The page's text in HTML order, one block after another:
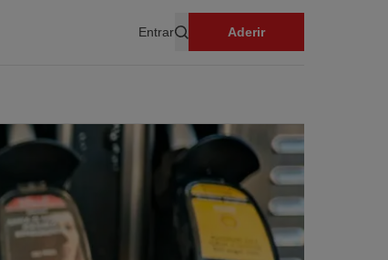
Entrar
Pesquisar
Aderir